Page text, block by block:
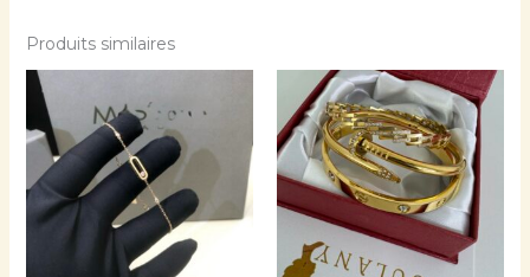
Produits similaires
Ce